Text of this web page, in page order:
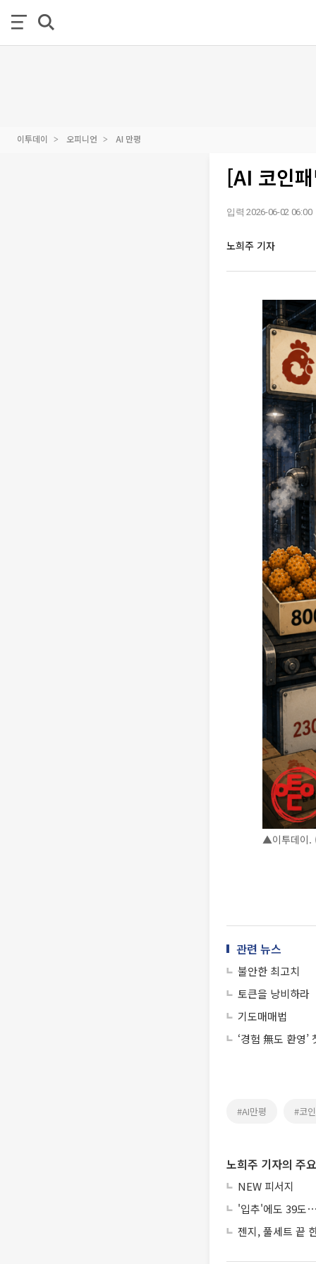
이투데이 오피니언 AI 만평
[AI 코인
입력 2026-06-02 06:00
노희주 기자
▲이투데이.
관련 뉴스
불안한 최고치
토큰을 낭비하라
기도매매법
‘경험 無도 환영’
#AI만평 #코
노희주 기자의 주
NEW 피서지
'입추'에도 39도
젠지, 풀세트 끝